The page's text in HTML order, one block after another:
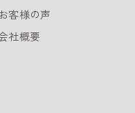
お客様の声
社概要